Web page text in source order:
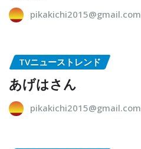
pikakichi2015@gmail.com
TVニューストレンド
あげはさん
pikakichi2015@gmail.com